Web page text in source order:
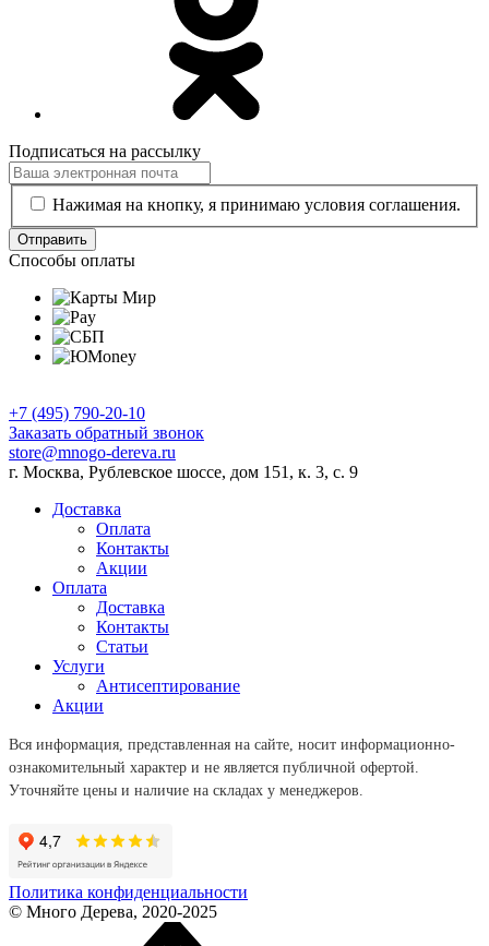
Подписаться на рассылку
Нажимая на кнопку, я принимаю условия соглашения.
Отправить
Способы оплаты
+7 (495) 790-20-10
Заказать обратный звонок
store@mnogo-dereva.ru
г. Москва, Рублевское шоссе, дом 151, к. 3, с. 9
Доставка
Оплата
Контакты
Акции
Оплата
Доставка
Контакты
Статьи
Услуги
Антисептирование
Акции
Вся информация, представленная на сайте, носит информационно-
ознакомительный характер и не является публичной офертой.
Уточняйте цены и наличие на складах у менеджеров.
Политика конфиденциальности
© Много Дерева, 2020-2025